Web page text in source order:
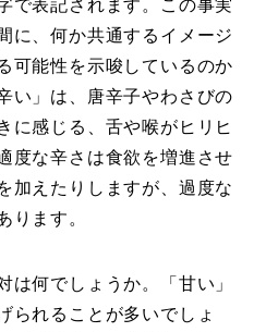
で表記されます。この事実
に、何か共通するイメージ
可能性を示唆しているのか
い」は、唐辛子やわさびの
に感じる、舌や喉がヒリヒ
度な辛さは食欲を増進させ
加えたりしますが、過度な
ります。
は何でしょうか。「甘い」
られることが多いでしょ